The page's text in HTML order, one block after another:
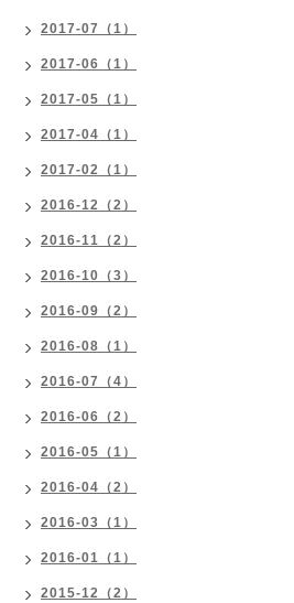
2017-07（1）
2017-06（1）
2017-05（1）
2017-04（1）
2017-02（1）
2016-12（2）
2016-11（2）
2016-10（3）
2016-09（2）
2016-08（1）
2016-07（4）
2016-06（2）
2016-05（1）
2016-04（2）
2016-03（1）
2016-01（1）
2015-12（2）